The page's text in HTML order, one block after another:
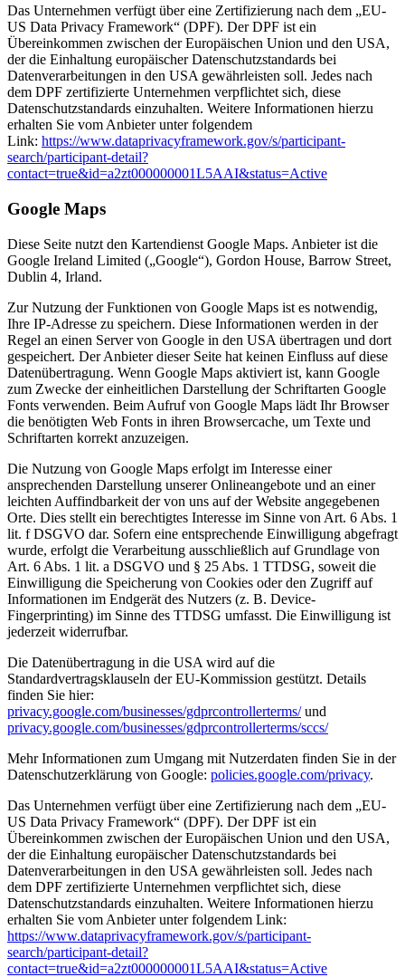
Das Unternehmen verfügt über eine Zertifizierung nach dem „EU-
US Data Privacy Framework“ (DPF). Der DPF ist ein
Übereinkommen zwischen der Europäischen Union und den USA,
der die Einhaltung europäischer Datenschutzstandards bei
Datenverarbeitungen in den USA gewährleisten soll. Jedes nach
dem DPF zertifizierte Unternehmen verpflichtet sich, diese
Datenschutzstandards einzuhalten. Weitere Informationen hierzu
erhalten Sie vom Anbieter unter folgendem
Link: https://www.dataprivacyframework.gov/s/participant-
search/participant-detail?
contact=true&id=a2zt000000001L5AAI&status=Active
Google Maps
Diese Seite nutzt den Kartendienst Google Maps. Anbieter ist die
Google Ireland Limited („Google“), Gordon House, Barrow Street,
Dublin 4, Irland.
Zur Nutzung der Funktionen von Google Maps ist es notwendig,
Ihre IP-Adresse zu speichern. Diese Informationen werden in der
Regel an einen Server von Google in den USA übertragen und dort
gespeichert. Der Anbieter dieser Seite hat keinen Einfluss auf diese
Datenübertragung. Wenn Google Maps aktiviert ist, kann Google
zum Zwecke der einheitlichen Darstellung der Schriftarten Google
Fonts verwenden. Beim Aufruf von Google Maps lädt Ihr Browser
die benötigten Web Fonts in ihren Browsercache, um Texte und
Schriftarten korrekt anzuzeigen.
Die Nutzung von Google Maps erfolgt im Interesse einer
ansprechenden Darstellung unserer Onlineangebote und an einer
leichten Auffindbarkeit der von uns auf der Website angegebenen
Orte. Dies stellt ein berechtigtes Interesse im Sinne von Art. 6 Abs. 1
lit. f DSGVO dar. Sofern eine entsprechende Einwilligung abgefragt
wurde, erfolgt die Verarbeitung ausschließlich auf Grundlage von
Art. 6 Abs. 1 lit. a DSGVO und § 25 Abs. 1 TTDSG, soweit die
Einwilligung die Speicherung von Cookies oder den Zugriff auf
Informationen im Endgerät des Nutzers (z. B. Device-
Fingerprinting) im Sinne des TTDSG umfasst. Die Einwilligung ist
jederzeit widerrufbar.
Die Datenübertragung in die USA wird auf die
Standardvertragsklauseln der EU-Kommission gestützt. Details
finden Sie hier:
privacy.google.com/businesses/gdprcontrollerterms/und
privacy.google.com/businesses/gdprcontrollerterms/sccs/
Mehr Informationen zum Umgang mit Nutzerdaten finden Sie in der
Datenschutzerklärung von Google: policies.google.com/privacy.
Das Unternehmen verfügt über eine Zertifizierung nach dem „EU-
US Data Privacy Framework“ (DPF). Der DPF ist ein
Übereinkommen zwischen der Europäischen Union und den USA,
der die Einhaltung europäischer Datenschutzstandards bei
Datenverarbeitungen in den USA gewährleisten soll. Jedes nach
dem DPF zertifizierte Unternehmen verpflichtet sich, diese
Datenschutzstandards einzuhalten. Weitere Informationen hierzu
erhalten Sie vom Anbieter unter folgendem Link:
https://www.dataprivacyframework.gov/s/participant-
search/participant-detail?
contact=true&id=a2zt000000001L5AAI&status=Active